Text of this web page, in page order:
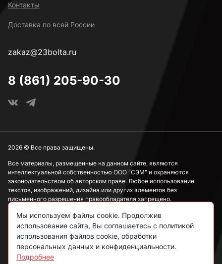
4,8 мм
5,5 мм
6,3 мм
Контакты
Доставка по всей России
zakaz@23bolta.ru
8 (861) 205-90-30
Все материалы, размещенные на данном сайте, являются
интеллектуальной собственностью ООО "СЭМ" и охраняются
законодательством об авторском праве. Любое использование
текстов, изображений, дизайна или других элементов без
письменного разрешения правообладателя запрещено.
Информация, представленная на сайте, носит исключительно
ознакомительный характер и не может рассматриваться как
публичная оферта в соответствии со ст. 437 ГК РФ.
Политика конфиденциальности
2026 © Все права защищены.
Мы используем файлы cookie. Продолжив
использование сайта, Вы соглашаетесь с политикой
использования файлов cookie, обработки
персональных данных и конфиденциальности.
Подробнее